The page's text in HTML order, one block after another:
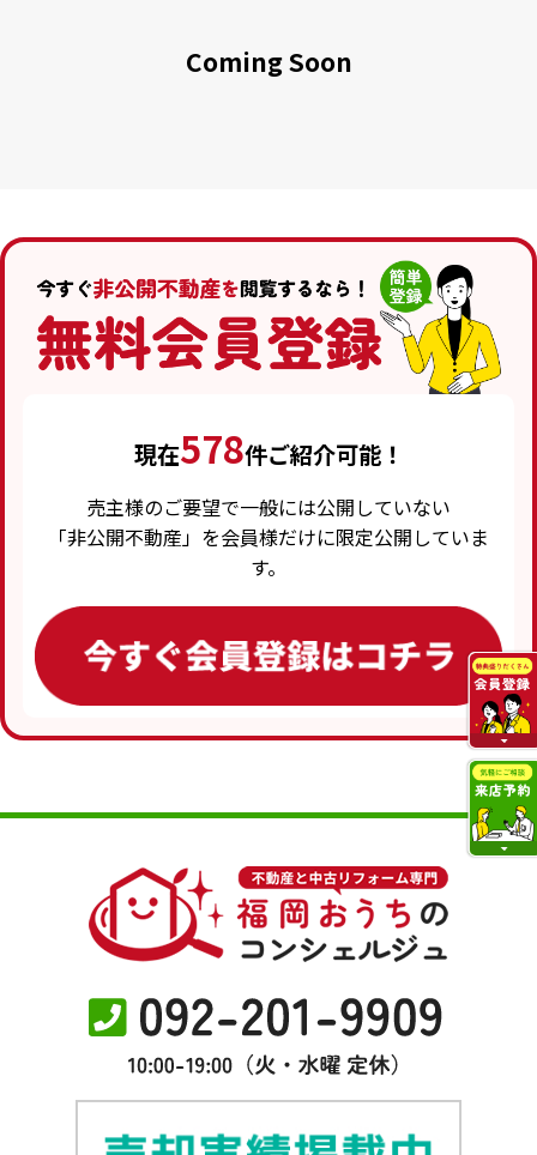
Coming Soon
現在578件ご紹介可能！
売主様のご要望で一般には公開していない
「非公開不動産」を会員様だけに限定公開していま
す。